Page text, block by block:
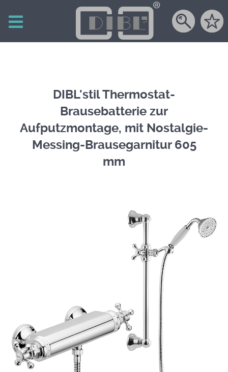
DIBL'stil Thermostat-
Brausebatterie zur
Aufputzmontage, mit Nostalgie-
Messing-Brausegarnitur 605
mm